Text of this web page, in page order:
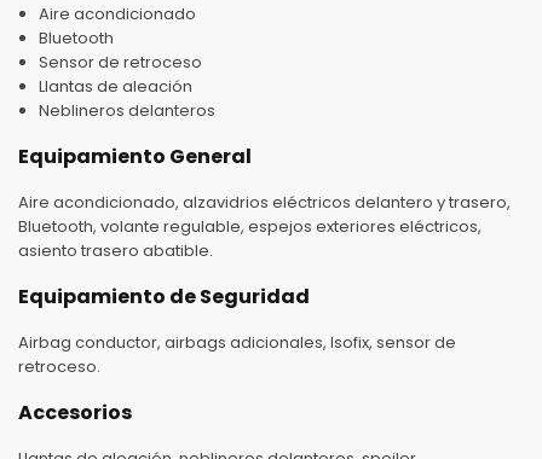
Aire acondicionado
Bluetooth
Sensor de retroceso
Llantas de aleación
Neblineros delanteros
Equipamiento General
Aire acondicionado, alzavidrios eléctricos delantero y trasero,
Bluetooth, volante regulable, espejos exteriores eléctricos,
asiento trasero abatible.
Equipamiento de Seguridad
Airbag conductor, airbags adicionales, Isofix, sensor de
retroceso.
Accesorios